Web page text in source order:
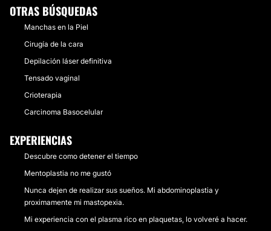
OTRAS BÚSQUEDAS
Manchas en la Piel
Cirugía de la cara
Depilación láser definitiva
Tensado vaginal
Crioterapia
Carcinoma Basocelular
EXPERIENCIAS
Descubre como detener el tiempo
Mentoplastia no me gustó
Nunca dejen de realizar sus sueños. Mi abdominoplastia y
proximamente mi mastopexia.
Mi experiencia con el plasma rico en plaquetas, lo volveré a hacer.